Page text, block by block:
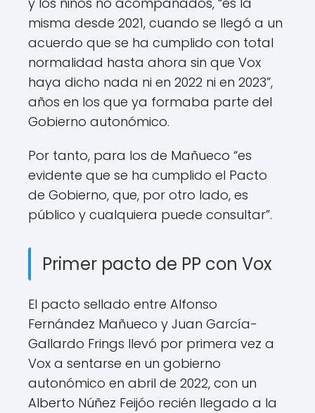
misma desde 2021, cuando se llegó a un
acuerdo que se ha cumplido con total
normalidad hasta ahora sin que Vox
haya dicho nada ni en 2022 ni en 2023”,
años en los que ya formaba parte del
Gobierno autonómico.
Por tanto, para los de Mañueco “es
evidente que se ha cumplido el Pacto
de Gobierno, que, por otro lado, es
público y cualquiera puede consultar”.
Primer pacto de PP con Vox
El pacto sellado entre Alfonso
Fernández Mañueco y Juan García-
Gallardo Frings llevó por primera vez a
Vox a sentarse en un gobierno
autonómico en abril de 2022, con un
Alberto Núñez Feijóo recién llegado a la